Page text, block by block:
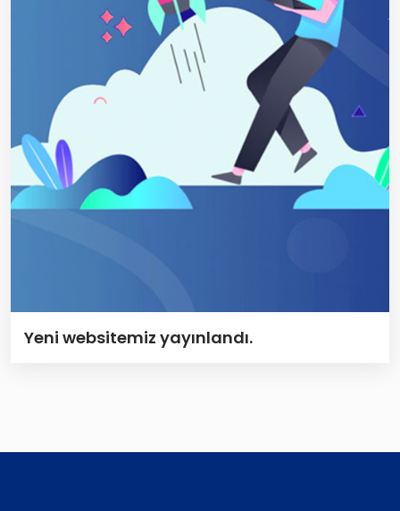
Yeni websitemiz yayınlandı.